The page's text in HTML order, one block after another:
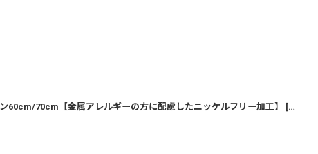
60cm/70cm【金属アレルギーの方に配慮したニッケルフリー加工】 [